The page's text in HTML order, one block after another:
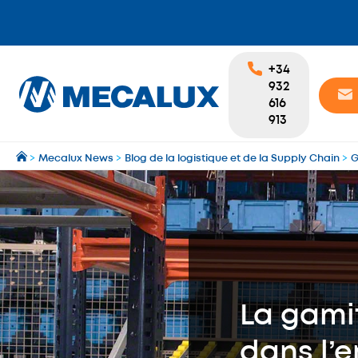
+34
932
616
913
> Mecalux News > Blog de la logistique et de la Supply Chain >
La
dans